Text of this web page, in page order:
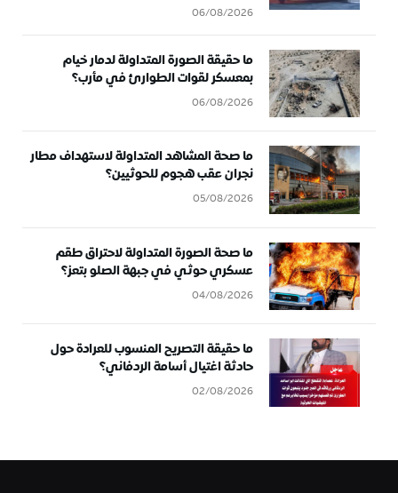
06/08/2026
ما حقيقة الصورة المتداولة لدمار خيام
بمعسكر لقوات الطوارئ في مأرب؟
06/08/2026
ما صحة المشاهد المتداولة لاستهداف مطار
نجران عقب هجوم للحوثيين؟
05/08/2026
ما صحة الصورة المتداولة لاحتراق طقم
عسكري حوثي في جبهة الصلو بتعز؟
04/08/2026
ما حقيقة التصريح المنسوب للعرادة حول
حادثة اغتيال أسامة الردفاني؟
02/08/2026